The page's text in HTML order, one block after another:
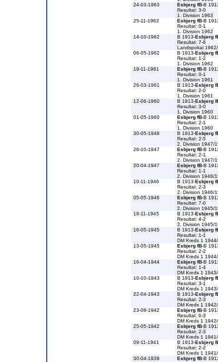
24-03-1963
Esbjerg fB-B
Resultat: 3-0
1. Division 1963
25-11-1962
Esbjerg fB-B
Resultat: 0-1
1. Division 1962
14-10-1962
B 1913-Esbjerg
Resultat: 7-6
Landspokal
06-05-1962
B 1913-Esbjerg
Resultat: 1-2
1. Division 1962
19-11-1961
Esbjerg fB-B
Resultat: 0-1
1. Division 1961
26-03-1961
B 1913-Esbjerg
Resultat: 2-0
1. Division 1961
12-06-1960
B 1913-Esbjerg
Resultat: 3-0
1. Division 1960
01-05-1960
Esbjerg fB-B
Resultat: 2-1
1. Division 1960
30-05-1948
B 1913-Esbjerg
Resultat: 2-5
2. Division 1947/
26-10-1947
Esbjerg fB-B
Resultat: 2-1
2. Division 1947/
20-04-1947
Esbjerg fB-B
Resultat: 1-1
2. Division 1946/
10-11-1946
B 1913-Esbjerg
Resultat: 2-3
2. Division 1946/
05-05-1946
Esbjerg fB-B
Resultat: 7-0
2. Division 1945/
18-11-1945
B 1913-Esbjerg
Resultat: 4-2
2. Division 1945/
16-05-1945
B 1913-Esbjerg
Resultat: 1-1
DM Kreds 1
13-05-1945
Esbjerg fB-B
Resultat: 2-2
DM Kreds 1
16-04-1944
Esbjerg fB-B
Resultat: 1-4
DM Kreds 1
10-10-1943
B 1913-Esbjerg
Resultat: 3-1
DM Kreds 1
22-04-1943
B 1913-Esbjerg
Resultat: 2-3
DM Kreds 1
23-08-1942
Esbjerg fB-B
Resultat: 6-3
DM Kreds 1
25-05-1942
Esbjerg fB-B
Resultat: 2-3
DM Kreds 1
09-11-1941
B 1913-Esbjerg
Resultat: 2-2
DM Kreds 1
30-04-1939
Esbjerg fB-B